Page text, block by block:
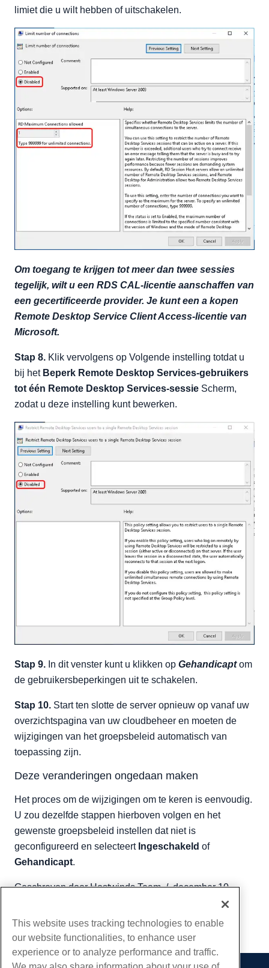
limiet die u wilt hebben of uitschakelen.
Om toegang te krijgen tot meer dan twee sessies
tegelijk, wilt u een RDS CAL-licentie aanschaffen van
een gecertificeerde provider. Je kunt een a kopen
Remote Desktop Service Client Access-licentie van
Microsoft.
Stap 8. Klik vervolgens op Volgende instelling totdat u
bij het Beperk Remote Desktop Services-gebruikers
tot één Remote Desktop Services-sessie Scherm,
zodat u deze instelling kunt bewerken.
Stap 9. In dit venster kunt u klikken op Gehandicaptom
de gebruikersbeperkingen uit te schakelen.
Stap 10. Start ten slotte de server opnieuw op vanaf uw
overzichtspagina van uw cloudbeheer en moeten de
wijzigingen van het groepsbeleid automatisch van
toepassing zijn.
Deze veranderingen ongedaan maken
Het proces om de wijzigingen om te keren is eenvoudig.
U zou dezelfde stappen hierboven volgen en het
gewenste groepsbeleid instellen dat niet is
geconfigureerd en selecteert Ingeschakeld of
Gehandicapt.
Geschreven door Hostwinds Team/december 10,
Kopiëren URL
This website uses tracking technologies to enable
our website functionalities, to enhance user
experience or to analyze performance and traffic.